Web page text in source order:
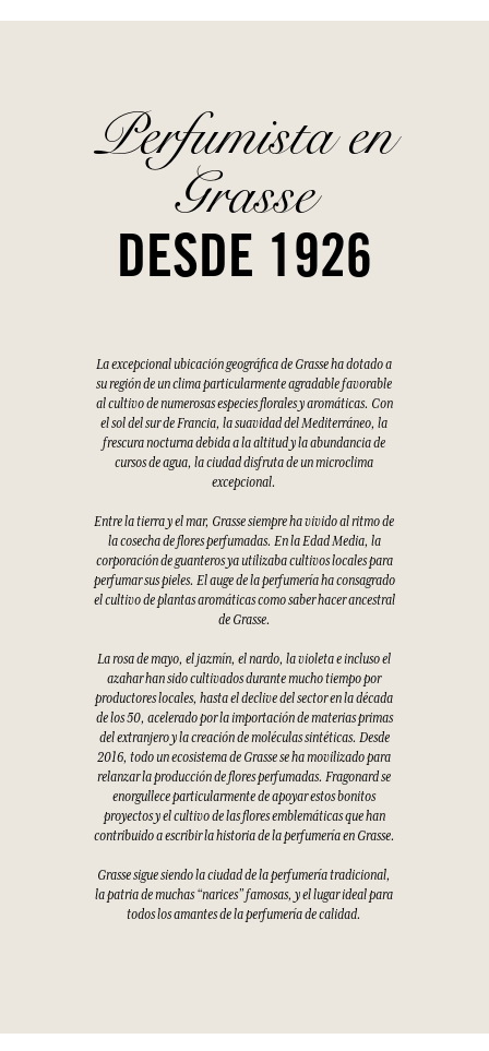
Perfumista en
Grasse
DESDE 1926
La excepcional ubicación geográfica de Grasse ha dotado a
su región de un clima particularmente agradable favorable
al cultivo de numerosas especies florales y aromáticas. Con
el sol del sur de Francia, la suavidad del Mediterráneo, la
frescura nocturna debida a la altitud y la abundancia de
cursos de agua, la ciudad disfruta de un microclima
excepcional.
Entre la tierra y el mar, Grasse siempre ha vivido al ritmo de
la cosecha de flores perfumadas. En la Edad Media, la
corporación de guanteros ya utilizaba cultivos locales para
perfumar sus pieles. El auge de la perfumería ha consagrado
el cultivo de plantas aromáticas como saber hacer ancestral
de Grasse.
La rosa de mayo, el jazmín, el nardo, la violeta e incluso el
azahar han sido cultivados durante mucho tiempo por
productores locales, hasta el declive del sector en la década
de los 50, acelerado por la importación de materias primas
del extranjero y la creación de moléculas sintéticas. Desde
2016, todo un ecosistema de Grasse se ha movilizado para
relanzar la producción de flores perfumadas. Fragonard se
enorgullece particularmente de apoyar estos bonitos
proyectos y el cultivo de las flores emblemáticas que han
contribuido a escribir la historia de la perfumería en Grasse.
Grasse sigue siendo la ciudad de la perfumería tradicional,
la patria de muchas “narices” famosas, y el lugar ideal para
todos los amantes de la perfumería de calidad.